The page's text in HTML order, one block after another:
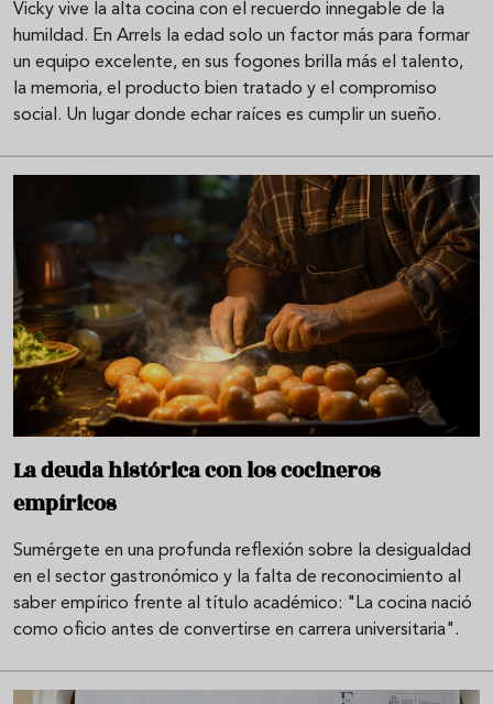
Vicky vive la alta cocina con el recuerdo innegable de la
humildad. En Arrels la edad solo un factor más para formar
un equipo excelente, en sus fogones brilla más el talento,
la memoria, el producto bien tratado y el compromiso
social. Un lugar donde echar raíces es cumplir un sueño.
La deuda histórica con los cocineros
empíricos
Sumérgete en una profunda reflexión sobre la desigualdad
en el sector gastronómico y la falta de reconocimiento al
saber empírico frente al título académico: "La cocina nació
como oficio antes de convertirse en carrera universitaria".